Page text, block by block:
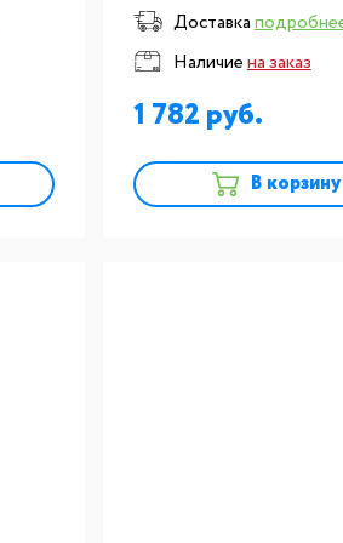
размер №2, комплект
Доставка
Наличиена заказ
1 782
В корзину